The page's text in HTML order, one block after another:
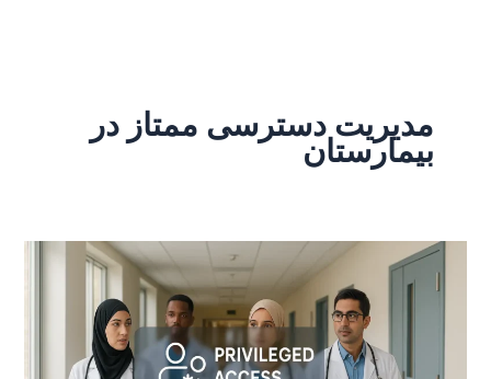
مدیریت دسترسی ممتاز در
بیمارستان‌
مدیریت
دسترسی
بیمارستان‌های